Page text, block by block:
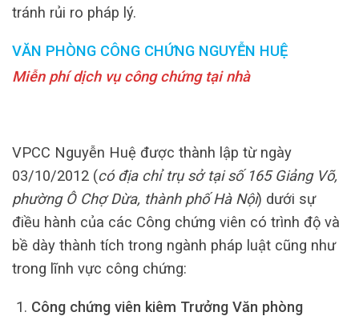
tránh rủi ro pháp lý.
VĂN PHÒNG CÔNG CHỨNG NGUYỄN HUỆ
Miễn phí dịch vụ công chứng tại nhà
VPCC Nguyễn Huệ được thành lập từ ngày
03/10/2012 (có địa chỉ trụ sở tại số 165 Giảng Võ,
phường Ô Chợ Dừa, thành phố Hà Nội) dưới sự
điều hành của các Công chứng viên có trình độ và
bề dày thành tích trong ngành pháp luật cũng như
trong lĩnh vực công chứng:
Công chứng viên kiêm Trưởng Văn phòng